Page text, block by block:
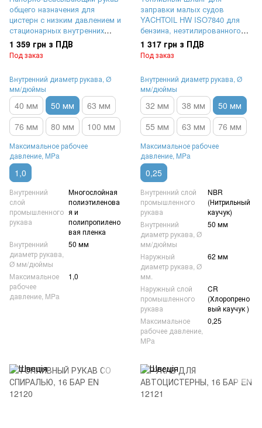
общего назначения для
цистерн с низким давлением и
стационарных внутренних
резервуаров | внутренний
диаметр Ø 50 мм,
максимальное рабочее
внутренняя и наружная
спирали из алюминия (AA)
1 359 грн з ПДВ
Под заказ
Внутренний диаметр рукава, Ø
мм/дюймы
40 мм 50 мм
63 мм
76 мм
80 мм 100 мм
Максимальное рабочее
давление, MPa
1,0
Внутренний
слой
промышленного
рукава
Многослойная
полиэтиленова
я и
полипропилено
вая пленка
Внутренний
диаметр рукава,
Ø мм/дюймы
50 мм
Максимальное
рабочее
давление, MPa
1,0
заправки малых судов
YACHTOIL HW ISO7840 для
бензина, неэтилированного
бензина и дизельного топлива
| внутренний диаметр Ø 50
мм, максимальное рабочее
1 317 грн з ПДВ
Под заказ
Внутренний диаметр рукава, Ø
мм/дюймы
32 мм 38 мм
50 мм
55 мм
63 мм 76 мм
Максимальное рабочее
давление, MPa
0,25
Внутренний слой
промышленного
рукава
NBR
(Нитрильный
каучук)
Внутренний
диаметр рукава, Ø
мм/дюймы
50 мм
Наружный
диаметр рукава, Ø
мм.
62 мм
Наружный слой
промышленного
рукава
CR
(Хлоропрено
вый каучук )
Максимальное
рабочее давление,
MPa
0,25